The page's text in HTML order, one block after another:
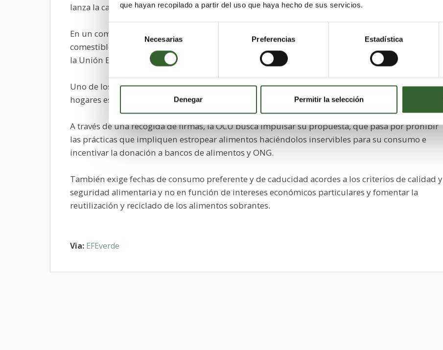
que hayan recopilado a partir del uso que haya hecho de sus servicios.
consentimiento
Necesarias Preferencias Estadística
Denegar Permitir la selección
lanza la campaña“No Tires la Comida”, contra el desperdicio alimentario.
En un comunicado, la organización denuncia que entre el 30 y el 50 por ciento de los alimentos
comestibles acaban desechados y que España es el séptimo país que más comida desperdicia de
la Unión Europea, según datos de la Comisión Europea.
Uno de los objetivos de esta campaña es la concienciación de los consumidores, ya que en los
hogares españoles se desperdician 1,36 millones de toneladas de comida.
A través de una recogida de firmas, la OCU busca impulsar su propuesta, que pasa por prohibir
las prácticas que impliquen estropear alimentos haciéndolos inservibles para su consumo e
incentivar la donación a bancos de alimentos y ONG.
También exige fechas de consumo preferente y de caducidad acordes a los criterios de calidad y
seguridad alimentaria y no en función de intereses económicos particulares y fomentar la
reutilización y reciclado de los alimentos sobrantes.
Via: EFEverde